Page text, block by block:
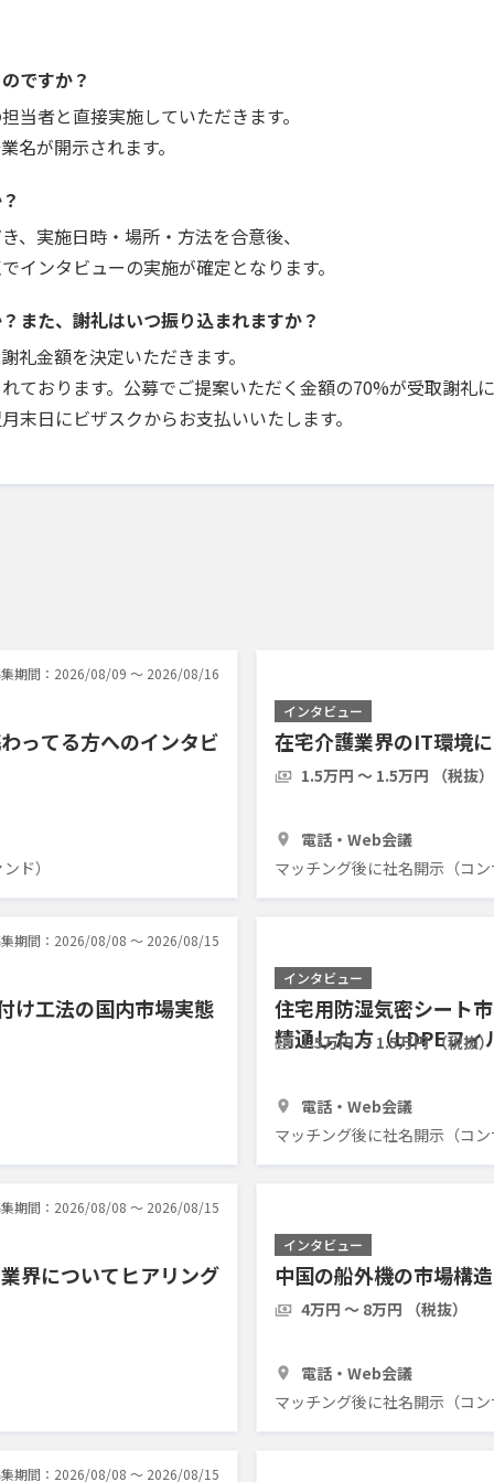
ですか？
当者と直接実施していただきます。
名が開示されます。
、実施日時・場所・方法を合意後、
インタビューの実施が確定となります。
また、謝礼はいつ振り込まれますか？
礼金額を決定いただきます。
ております。公募でご提案いただく金額の70%が受取謝礼
末日にビザスクからお支払いいたします。
期間：2026/08/09 〜 2026/08/16
ってる方へのインタビ
ド）
インタビュー
在宅介護業界のIT環境
1.5万円 〜 1.5万円 （税抜）
電話・Web会議
マッチング後に社名開示（コ
期間：2026/08/08 〜 2026/08/15
け工法の国内市場実態
インタビュー
住宅用防湿気密シート
精通した方（LDPEフ
1.5万円 〜 1.5万円 （税抜）
電話・Web会議
マッチング後に社名開示（コ
期間：2026/08/08 〜 2026/08/15
界についてヒアリング
インタビュー
中国の船外機の市場構
4万円 〜 8万円 （税抜）
電話・Web会議
マッチング後に社名開示（コ
期間：2026/08/08 〜 2026/08/15